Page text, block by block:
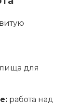
для
работа над